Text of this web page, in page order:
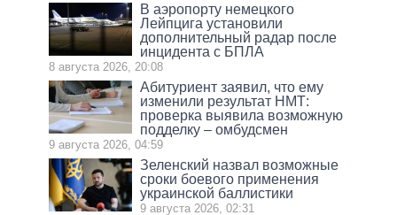
В аэропорту немецкого
Лейпцига установили
дополнительный радар после
инцидента с БПЛА
8 августа 2026, 20:08
Абитуриент заявил, что ему
изменили результат НМТ:
проверка выявила возможную
подделку – омбудсмен
9 августа 2026, 04:59
Зеленский назвал возможные
сроки боевого применения
украинской баллистики
9 августа 2026, 02:31